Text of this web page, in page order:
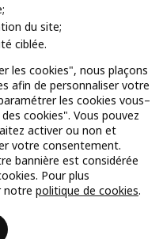
du site;
ciblée.
les cookies", nous plaçons
afin de personnaliser votre
les cookies vous–
cookies". Vous pouvez
activer ou non et
votre consentement.
bannière est considérée
Pour plus
notre politique de cookies.